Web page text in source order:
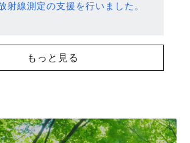
射線測定の支援を行いました。
もっと見る